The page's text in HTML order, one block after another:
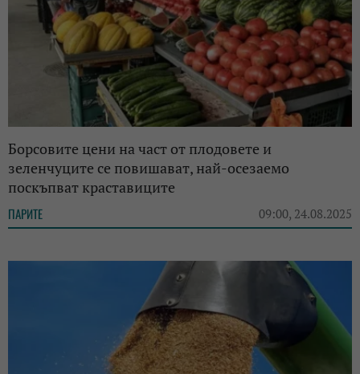
Борсовите цени на част от плодовете и
зеленчуците се повишават, най-осезаемо
поскъпват краставиците
ПАРИТЕ 09:00, 24.08.2025